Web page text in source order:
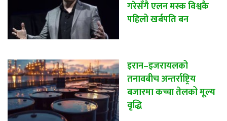
गरेसँगै एलन मस्क विश्वकै
पहिलो खर्बपति बन
इरान–इजरायलको
तनावबीच अन्तर्राष्ट्रिय
बजारमा कच्चा तेलको मूल्य
वृद्धि